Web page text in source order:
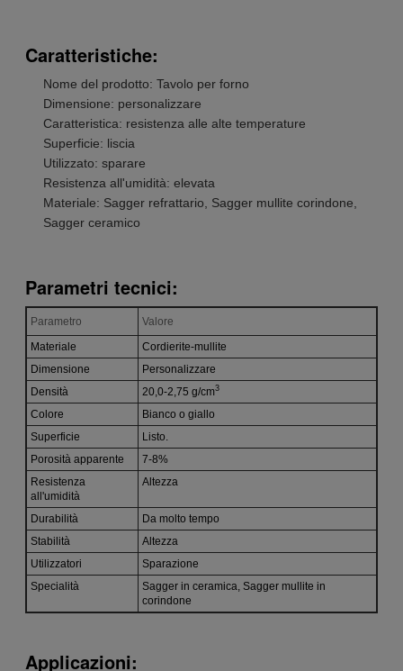
Caratteristiche:
Nome del prodotto: Tavolo per forno
Dimensione: personalizzare
Caratteristica: resistenza alle alte temperature
Superficie: liscia
Utilizzato: sparare
Resistenza all'umidità: elevata
Materiale: Sagger refrattario, Sagger mullite corindone,
Sagger ceramico
Parametri tecnici:
Parametro
Valore
Materiale
Cordierite-mullite
Dimensione
Personalizzare
Densità
20,0-2,75 g/cm3
Colore
Bianco o giallo
Superficie
Listo.
Porosità apparente
7-8%
Resistenza
all'umidità
Altezza
Durabilità
Da molto tempo
Stabilità
Altezza
Utilizzatori
Sparazione
Specialità
Sagger in ceramica, Sagger mullite in
corindone
Applicazioni: